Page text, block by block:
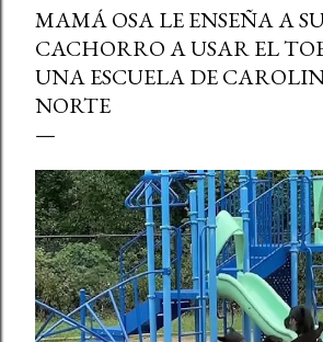
MAMÁ OSA LE ENSEÑA A
CACHORRO A USAR EL
UNA ESCUELA DE
NORTE